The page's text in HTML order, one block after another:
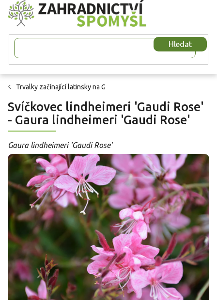
Přejít
na
obsah
Hledat
Trvalky začínající latinsky na G
Svíčkovec lindheimeri 'Gaudi Rose'
- Gaura lindheimeri 'Gaudi Rose'
Gaura lindheimeri 'Gaudi Rose'